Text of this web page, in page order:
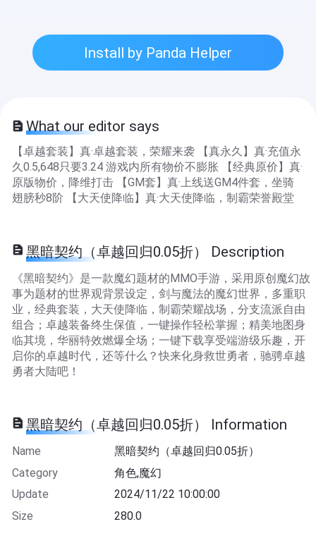
Install by Panda Helper
What our editor says
【卓越套装】真·卓越套装，荣耀来袭 【真永久】真·充值永
久0.5,648只要3.24 游戏内所有物价不膨胀 【经典原价】真·
原版物价，降维打击 【GM套】真·上线送GM4件套，坐骑
翅膀秒8阶 【大天使降临】真·大天使降临，制霸荣誉殿堂
黑暗契约（卓越回归0.05折） Description
《黑暗契约》是一款魔幻题材的MMO手游，采用原创魔幻故
事为题材的世界观背景设定，剑与魔法的魔幻世界，多重职
业，经典套装，大天使降临，制霸荣耀战场，分支流派自由
组合；卓越装备终生保值，一键操作轻松掌握；精美地图身
临其境，华丽特效燃爆全场；一键下载享受端游级乐趣，开
启你的卓越时代，还等什么？快来化身救世勇者，驰骋卓越
勇者大陆吧！
黑暗契约（卓越回归0.05折） Information
Name
黑暗契约（卓越回归0.05折）
Category
角色,魔幻
Update
2024/11/22 10:00:00
Size
280.0